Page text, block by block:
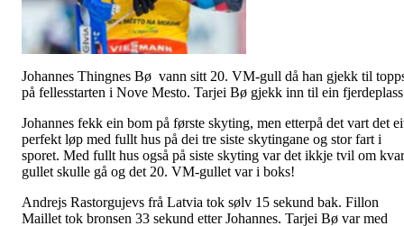
Johannes Thingnes Bø vann sitt 20. VM-gull då han gjekk til
på fellesstarten i Nove Mesto. Tarjei Bø gjekk inn til ein
Johannes fekk ein bom på første skyting, men etterpå det vart det
perfekt løp med fullt hus på dei tre siste skytingane og stor fart i
sporet. Med fullt hus også på siste skyting var det ikkje tvil om kvar
gullet skulle gå og det 20. VM-gullet var i boks!
Andrejs Rastorgujevs frå Latvia tok sølv 15 sekund bak. Fillon
Maillet tok bronsen 33 sekund etter Johannes. Tarjei Bø var med